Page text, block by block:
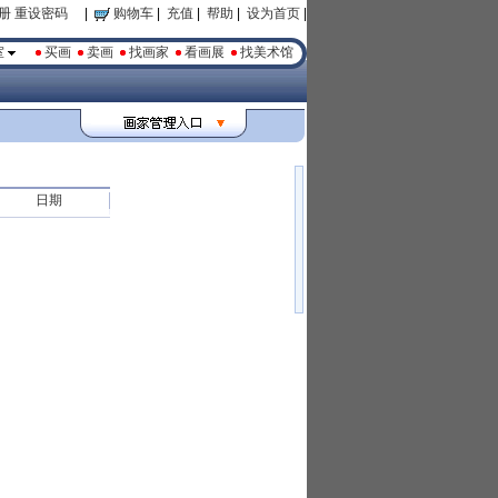
重设密码 购物车 充值 帮助 设为首页
买画 卖画 找画家 看画展 找美术馆
日期